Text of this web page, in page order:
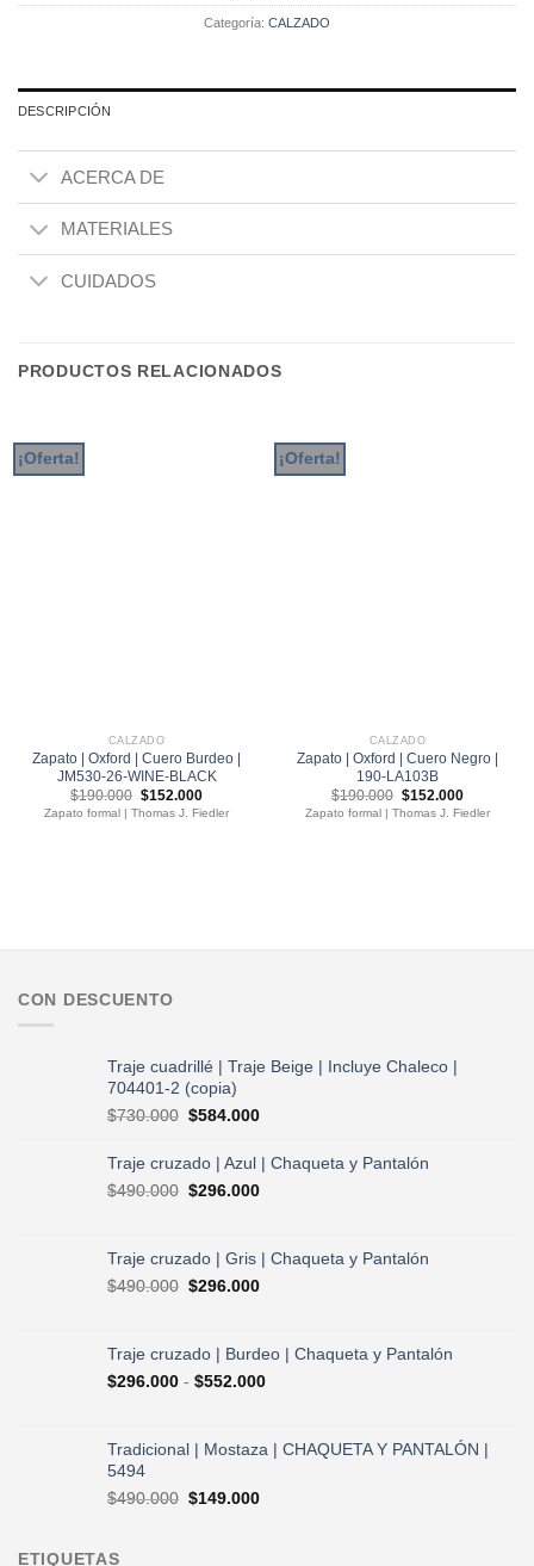
Categoría: CALZADO
DESCRIPCIÓN
ACERCA DE
MATERIALES
CUIDADOS
PRODUCTOS RELACIONADOS
¡Oferta!
CALZADO
Zapato | Oxford | Cuero Burdeo |
JM530-26-WINE-BLACK
$190.000 El
precio
original
$152.000El
precio
actual
Zapato formal | Thomas J. Fiedler
¡Oferta!
CALZADO
Zapato | Oxford | Cuero Negro |
190-LA103B
$190.000 El
precio
original
$152.000El
precio
actual
Zapato formal | Thomas J. Fiedler
CON DESCUENTO
Traje cuadrillé | Traje Beige | Incluye Chaleco |
704401-2 (copia)
$730.000 El
original
era:
$730.000.
$584.000El
actual
es:
Traje cruzado | Azul | Chaqueta y Pantalón
$490.000 El
era:
$490.000.
$296.000El
es:
Traje cruzado | Gris | Chaqueta y Pantalón
$490.000 El
era:
$490.000.
$296.000El
es:
$296.000.
Traje cruzado | Burdeo | Chaqueta y Pantalón
$296.000 - $552.000Rango
desde
Tradicional | Mostaza | CHAQUETA Y PANTALÓN |
5494
$490.000 El
$149.000El
ETIQUETAS